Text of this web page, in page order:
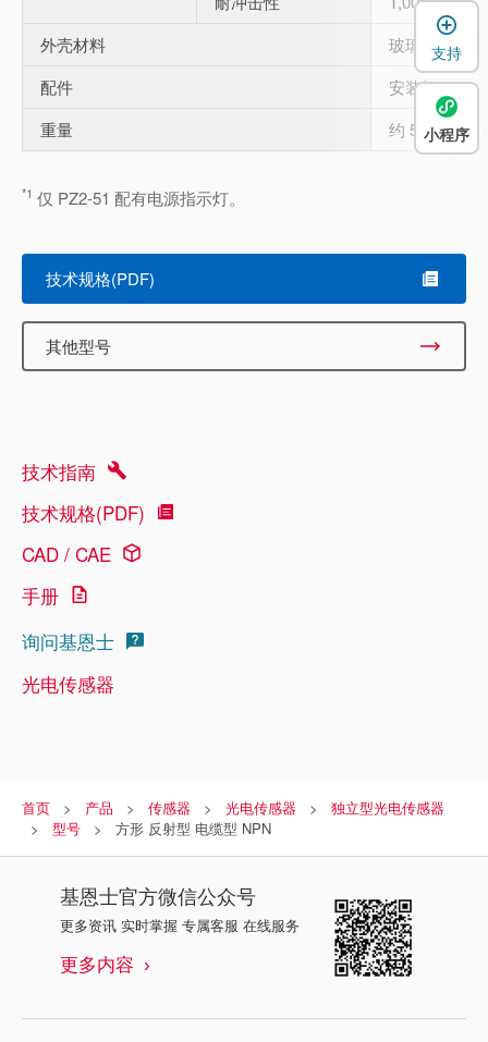
外壳材料
玻璃纤维强
配件
安装架 × 1、
重量
约 50 g (含 2
*1 仅 PZ2-51 配有电源指示灯。
技术规格(PDF)
其他型号
技术指南
技术规格(PDF)
CAD / CAE
手册
询问基恩士
光电传感器
首页 产品 传感器 光电传感器
独立型光电传感器
型号
方形 反射型 电缆型 NPN
基恩士官方微信公众号
更多资讯 实时掌握 专属客服 在线服务
更多内容
支持
小程序